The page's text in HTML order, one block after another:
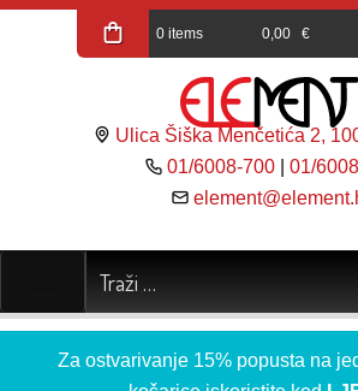
0 items 0,00 €
Ulica Šiška Menčetića 2,
01/6008-700 |01/
Za ostvarivanje 15% popusta na